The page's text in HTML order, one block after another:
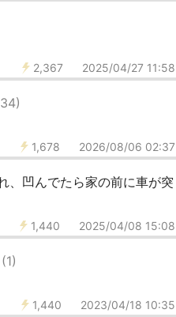
2,367 2025/04/27 11:58
1,678 2026/08/06 02:37
、凹んでたら家の前に車が突
1,440 2025/04/08 15:08
(1)
1,440 2023/04/18 10:35